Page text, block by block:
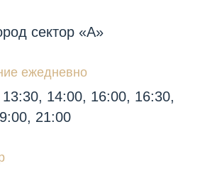
сектор «А»
ежедневно
14:00, 16:00, 16:30,
21:00